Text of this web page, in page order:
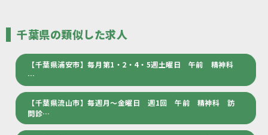
千葉県の類似した求人
【千葉県浦安市】毎月第1・2・4・5週土曜日 午前 精神科
…
【千葉県流山市】毎週月～金曜日 週1回 午前 精神科 訪
問診…